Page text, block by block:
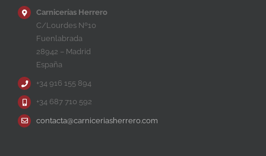
Carnicerías Herrero
C/Lourdes Nº10
Fuenlabrada
28942 – Madrid
España
+34 916 155 894
+34 687 710 592
contacta@carniceriasherrero.com